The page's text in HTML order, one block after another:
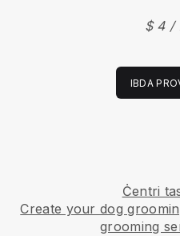
$ 4 /
IBDA
Ċentri
Create your dog
grooming